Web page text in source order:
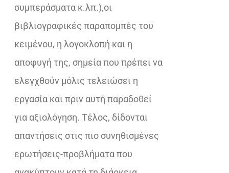
συµπεράσµατα κ.λπ.),οι
βιβλιογραφικές παραποµπές του
κειµένου, η λογοκλοπή και η
αποφυγή της, σηµεία που πρέπει να
ελεγχθούν µόλις τελειώσει η
εργασία και πριν αυτή παραδοθεί
για αξιολόγηση. Τέλος, δίδονται
απαντήσεις στις πιο συνηθισµένες
ερωτήσεις-προβλήµατα που